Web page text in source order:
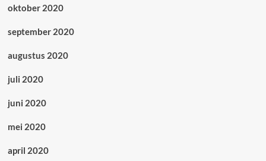
oktober 2020
september 2020
augustus 2020
juli 2020
juni 2020
mei 2020
april 2020